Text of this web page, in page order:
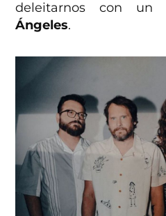
deleitarnos con un
Ángeles.